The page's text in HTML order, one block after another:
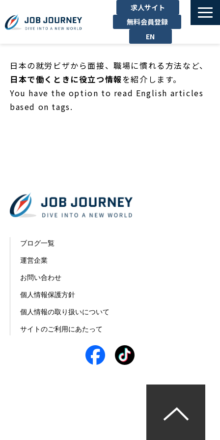
求人サイト
無料会員登録
EN
たのしむ
日本の就労ビザから面接、職場に慣れる方法など、
日本で働くときに役立つ情報を紹介します。
You have the option to read English articles
based on tags.
ブログ一覧
運営企業
お問い合わせ
個人情報保護方針
個人情報の取り扱いについて
サイトのご利用にあたって